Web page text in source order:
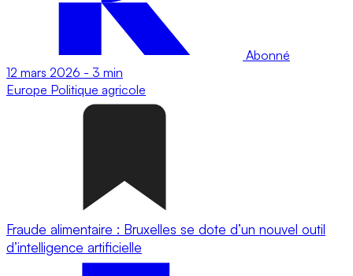
Abonné
12 mars 2026 - 3 min
Europe Politique agricole
Fraude alimentaire : Bruxelles se dote d’un nouvel outil
d’intelligence artificielle